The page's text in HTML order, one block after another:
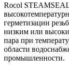
Rocol
герметизации
низким или
пара при
области
промышленности.